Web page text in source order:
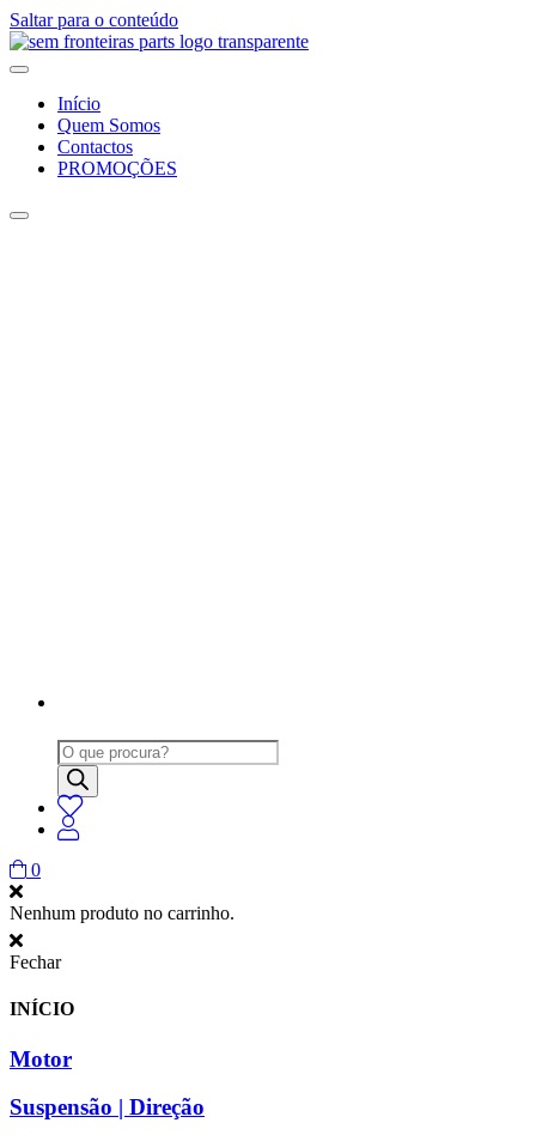
Saltar para o conteúdo
Início
Quem Somos
Contactos
PROMOÇÕES
Products
search
0
Nenhum produto no carrinho.
Fechar
INÍCIO
Motor
Suspensão | Direção